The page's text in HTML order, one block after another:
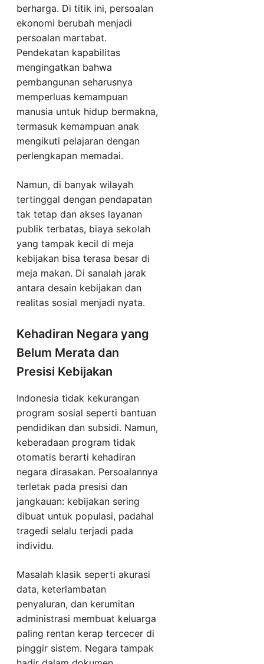
berharga. Di titik ini, persoalan
ekonomi berubah menjadi
persoalan martabat.
Pendekatan kapabilitas
mengingatkan bahwa
pembangunan seharusnya
memperluas kemampuan
manusia untuk hidup bermakna,
termasuk kemampuan anak
mengikuti pelajaran dengan
perlengkapan memadai.
Namun, di banyak wilayah
tertinggal dengan pendapatan
tak tetap dan akses layanan
publik terbatas, biaya sekolah
yang tampak kecil di meja
kebijakan bisa terasa besar di
meja makan. Di sanalah jarak
antara desain kebijakan dan
realitas sosial menjadi nyata.
Kehadiran Negara yang
Belum Merata dan
Presisi Kebijakan
Indonesia tidak kekurangan
program sosial seperti bantuan
pendidikan dan subsidi. Namun,
keberadaan program tidak
otomatis berarti kehadiran
negara dirasakan. Persoalannya
terletak pada presisi dan
jangkauan: kebijakan sering
dibuat untuk populasi, padahal
tragedi selalu terjadi pada
individu.
Masalah klasik seperti akurasi
data, keterlambatan
penyaluran, dan kerumitan
administrasi membuat keluarga
paling rentan kerap tercecer di
pinggir sistem. Negara tampak